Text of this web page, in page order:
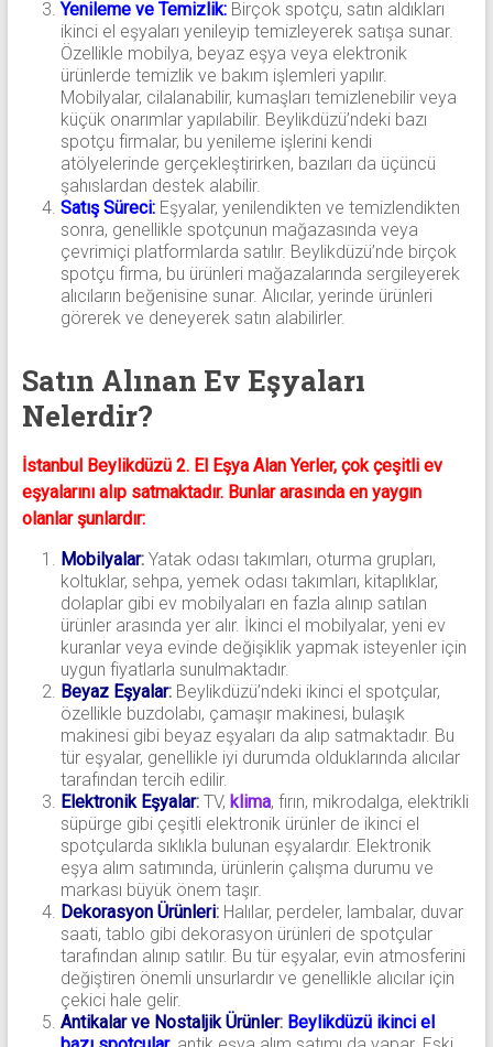
Yenileme ve Temizlik:Birçok spotçu, satın aldıkları
ikinci el eşyaları yenileyip temizleyerek satışa sunar.
Özellikle mobilya, beyaz eşya veya elektronik
ürünlerde temizlik ve bakım işlemleri yapılır.
Mobilyalar, cilalanabilir, kumaşları temizlenebilir veya
küçük onarımlar yapılabilir. Beylikdüzü’ndeki bazı
spotçu firmalar, bu yenileme işlerini kendi
atölyelerinde gerçekleştirirken, bazıları da üçüncü
şahıslardan destek alabilir.
Satış Süreci:Eşyalar, yenilendikten ve temizlendikten
sonra, genellikle spotçunun mağazasında veya
çevrimiçi platformlarda satılır. Beylikdüzü’nde birçok
spotçu firma, bu ürünleri mağazalarında sergileyerek
alıcıların beğenisine sunar. Alıcılar, yerinde ürünleri
görerek ve deneyerek satın alabilirler.
Satın Alınan Ev Eşyaları
Nelerdir?
İstanbul Beylikdüzü 2. El Eşya Alan Yerler, çok çeşitli ev
eşyalarını alıp satmaktadır. Bunlar arasında en yaygın
olanlar şunlardır:
Mobilyalar:Yatak odası takımları, oturma grupları,
koltuklar, sehpa, yemek odası takımları, kitaplıklar,
dolaplar gibi ev mobilyaları en fazla alınıp satılan
ürünler arasında yer alır. İkinci el mobilyalar, yeni ev
kuranlar veya evinde değişiklik yapmak isteyenler için
uygun fiyatlarla sunulmaktadır.
Beyaz Eşyalar:Beylikdüzü’ndeki ikinci el spotçular,
özellikle buzdolabı, çamaşır makinesi, bulaşık
makinesi gibi beyaz eşyaları da alıp satmaktadır. Bu
tür eşyalar, genellikle iyi durumda olduklarında alıcılar
tarafından tercih edilir.
Elektronik Eşyalar:TV, klima, fırın, mikrodalga, elektrikli
süpürge gibi çeşitli elektronik ürünler de ikinci el
spotçularda sıklıkla bulunan eşyalardır. Elektronik
eşya alım satımında, ürünlerin çalışma durumu ve
markası büyük önem taşır.
Dekorasyon Ürünleri:Halılar, perdeler, lambalar, duvar
saati, tablo gibi dekorasyon ürünleri de spotçular
tarafından alınıp satılır. Bu tür eşyalar, evin atmosferini
değiştiren önemli unsurlardır ve genellikle alıcılar için
çekici hale gelir.
Antikalar ve Nostaljik Ürünler: Beylikdüzü ikinci el